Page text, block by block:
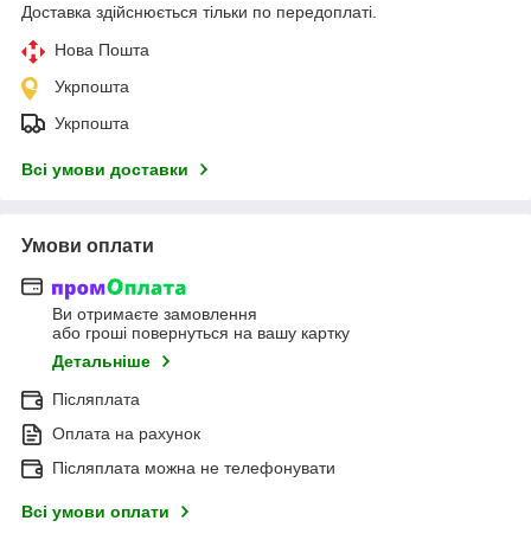
Доставка здійснюється тільки по передоплаті.
Нова Пошта
Укрпошта
Укрпошта
Всі умови доставки
Умови оплати
Ви отримаєте замовлення
або гроші повернуться на вашу картку
Детальніше
Післяплата
Оплата на рахунок
Післяплата можна не телефонувати
Всі умови оплати